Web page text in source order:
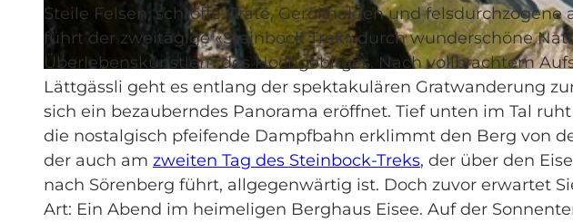
Steile Felsen, schroffe Grate, Geröllhalden und
führt der zweitägige «Steinbock Trek» durch wunderschöne
Überlebenskünstlern des Hochgebirges. Nach vollbrachtem
Lättgässli geht es entlang der spektakulären Gratwanderung
sich ein bezauberndes Panorama eröffnet. Tief unten im Tal
die nostalgisch pfeifende Dampfbahn erklimmt den Berg von
der auch am zweiten Tag des Steinbock-Treks, der über den
nach Sörenberg führt, allgegenwärtig ist. Doch zuvor erwartet
Art: Ein Abend im heimeligen Berghaus Eisee. Auf der